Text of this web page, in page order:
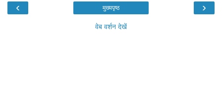
‹ ›
मुख्यपृष्ठ
वेब वर्शन देखें